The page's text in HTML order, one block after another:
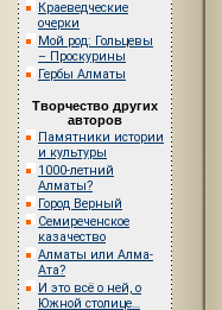
Краеведческие
очерки
Мой род: Гольцевы
– Проскурины
Гербы Алматы
Творчество других
авторов
Памятники истории
и культуры
1000-летний
Алматы?
Город Верный
Семиреченское
казачество
Алматы или Алма-
Ата?
И это всё о ней, о
Южной столице…